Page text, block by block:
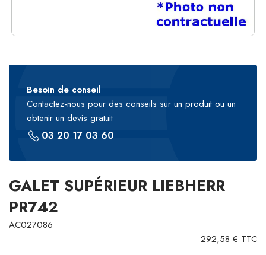
Besoin de conseil
Contactez-nous pour des conseils sur un produit ou un
obtenir un devis gratuit
03 20 17 03 60
GALET SUPÉRIEUR LIEBHERR
PR742
AC027086
292,58 € TTC